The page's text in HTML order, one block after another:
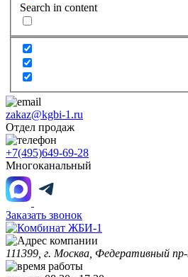
Search in content
zakaz@kgbi-1.ru
Отдел продаж
+7(495)649-69-28
Многоканальный
Заказать звонок
111399, г. Москва, Федеративный